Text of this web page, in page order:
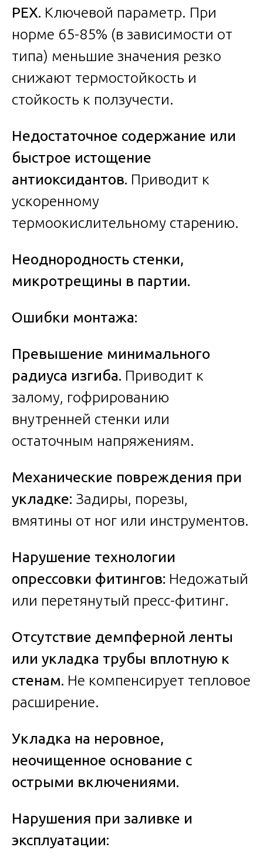
PEX. Ключевой параметр. При
норме 65-85% (в зависимости от
типа) меньшие значения резко
снижают термостойкость и
стойкость к ползучести.
Недостаточное содержание или
быстрое истощение
антиоксидантов. Приводит к
ускоренному
термоокислительному старению.
Неоднородность стенки,
микротрещины в партии.
Ошибки монтажа:
Превышение минимального
радиуса изгиба. Приводит к
залому, гофрированию
внутренней стенки или
остаточным напряжениям.
Механические повреждения при
укладке: Задиры, порезы,
вмятины от ног или инструментов.
Нарушение технологии
опрессовки фитингов: Недожатый
или перетянутый пресс-фитинг.
Отсутствие демпферной ленты
или укладка трубы вплотную к
стенам. Не компенсирует тепловое
расширение.
Укладка на неровное,
неочищенное основание с
острыми включениями.
Нарушения при заливке и
эксплуатации: